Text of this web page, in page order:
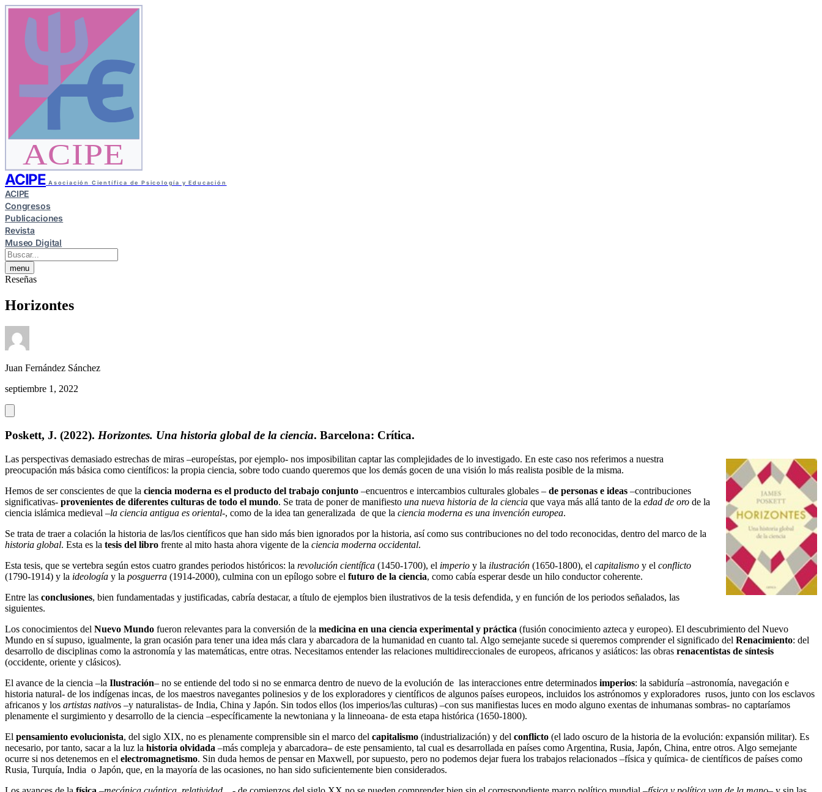
ACIPE
ACIPE Asociación Científica de Psicología y Educación
ACIPE
Congresos
Publicaciones
Revista
Museo Digital
menu
Reseñas
Horizontes
Juan Fernández Sánchez
septiembre 1, 2022
Poskett, J. (2022). Horizontes. Una historia global de la ciencia. Barcelona: Crítica.
Las perspectivas demasiado estrechas de miras –europeístas, por ejemplo- nos imposibilitan captar las complejidades de lo investigado. En este caso nos referimos a nuestra
preocupación más básica como científicos: la propia ciencia, sobre todo cuando queremos que los demás gocen de una visión lo más realista posible de la misma.
Hemos de ser conscientes de que la ciencia moderna es el producto del trabajo conjunto –encuentros e intercambios culturales globales – de personas e ideas –contribuciones
significativas- provenientes de diferentes culturas de todo el mundo. Se trata de poner de manifiesto una nueva historia de la ciencia que vaya más allá tanto de la edad de oro de la
ciencia islámica medieval –la ciencia antigua es oriental-, como de la idea tan generalizada de que la ciencia moderna es una invención europea.
Se trata de traer a colación la historia de las/los científicos que han sido más bien ignorados por la historia, así como sus contribuciones no del todo reconocidas, dentro del marco de la
historia global. Esta es la tesis del libro frente al mito hasta ahora vigente de la ciencia moderna occidental.
Esta tesis, que se vertebra según estos cuatro grandes periodos históricos: la revolución científica (1450-1700), el imperio y la ilustración (1650-1800), el capitalismo y el conflicto
(1790-1914) y la ideología y la posguerra (1914-2000), culmina con un epílogo sobre el futuro de la ciencia, como cabía esperar desde un hilo conductor coherente.
Entre las conclusiones, bien fundamentadas y justificadas, cabría destacar, a título de ejemplos bien ilustrativos de la tesis defendida, y en función de los periodos señalados, las
siguientes.
Los conocimientos del Nuevo Mundo fueron relevantes para la conversión de la medicina en una ciencia experimental y práctica (fusión conocimiento azteca y europeo). El descubrimiento del Nuevo
Mundo en sí supuso, igualmente, la gran ocasión para tener una idea más clara y abarcadora de la humanidad en cuanto tal. Algo semejante sucede si queremos comprender el significado del Renacimiento: del
desarrollo de disciplinas como la astronomía y las matemáticas, entre otras. Necesitamos entender las relaciones multidireccionales de europeos, africanos y asiáticos: las obras renacentistas de síntesis
(occidente, oriente y clásicos).
El avance de la ciencia –la Ilustración– no se entiende del todo si no se enmarca dentro de nuevo de la evolución de las interacciones entre determinados imperios: la sabiduría –astronomía, navegación e
historia natural- de los indígenas incas, de los maestros navegantes polinesios y de los exploradores y científicos de algunos países europeos, incluidos los astrónomos y exploradores rusos, junto con los esclavos
africanos y los artistas nativos –y naturalistas- de India, China y Japón. Sin todos ellos (los imperios/las culturas) –con sus manifiestas luces en modo alguno exentas de inhumanas sombras- no captaríamos
plenamente el surgimiento y desarrollo de la ciencia –específicamente la newtoniana y la linneoana- de esta etapa histórica (1650-1800).
El pensamiento evolucionista, del siglo XIX, no es plenamente comprensible sin el marco del capitalismo (industrialización) y del conflicto (el lado oscuro de la historia de la evolución: expansión militar). Es
necesario, por tanto, sacar a la luz la historia olvidada –más compleja y abarcadora–de este pensamiento, tal cual es desarrollada en países como Argentina, Rusia, Japón, China, entre otros. Algo semejante
ocurre si nos detenemos en el electromagnetismo. Sin duda hemos de pensar en Maxwell, por supuesto, pero no podemos dejar fuera los trabajos relacionados –física y química- de científicos de países como
Rusia, Turquía, India o Japón, que, en la mayoría de las ocasiones, no han sido suficientemente bien considerados.